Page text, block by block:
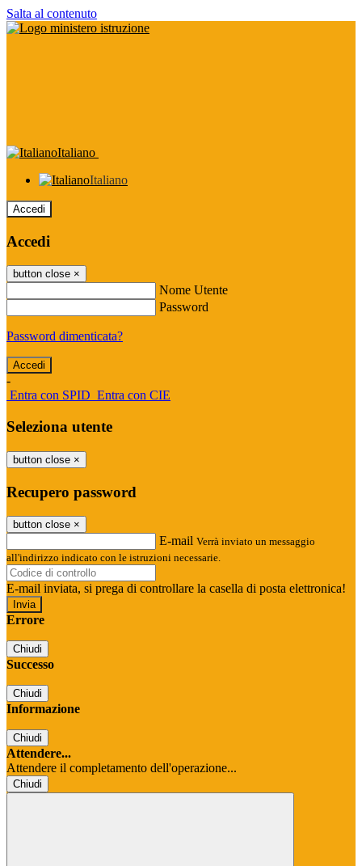
Salta al contenuto
Italiano
Italiano
Accedi
Accedi
button close ×
Nome Utente
Password
Password dimenticata?
-
Entra con SPID Entra con CIE
Seleziona utente
button close ×
Recupero password
button close ×
E-mail Verrà inviato un messaggio
all'indirizzo indicato con le istruzioni necessarie.
E-mail inviata, si prega di controllare la casella di posta elettronica!
Errore
Chiudi
Successo
Chiudi
Informazione
Chiudi
Attendere...
Attendere il completamento dell'operazione...
Chiudi